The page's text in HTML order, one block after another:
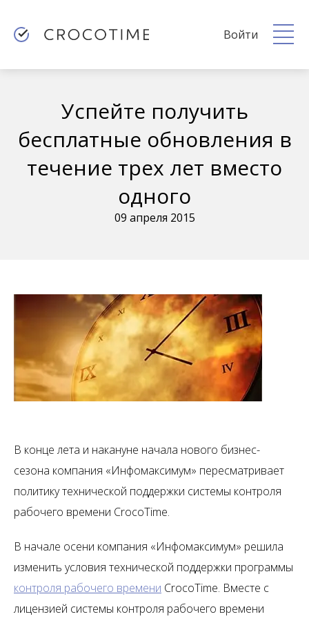
Войти
Успейте получить
бесплатные обновления в
течение трех лет вместо
одного
09 апреля 2015
В конце лета и накануне начала нового бизнес-
сезона компания «Инфомаксимум» пересматривает
политику технической поддержки системы контроля
рабочего времени CrocoTime.
В начале осени компания «Инфомаксимум» решила
изменить условия технической поддержки программы
контроля рабочего времени CrocoTime. Вместе с
лицензией системы контроля рабочего времени